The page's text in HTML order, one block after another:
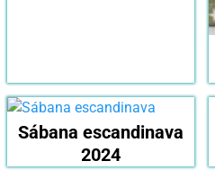
Sábana escandinava
2024